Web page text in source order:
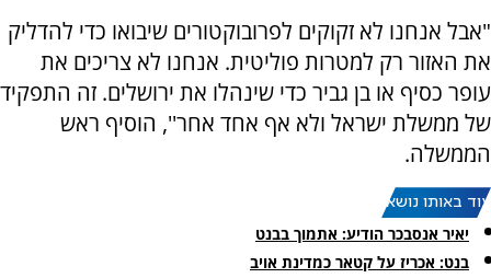
"אבל אנחנו לא זקוקים לפרובוקטורים שיבואו כדי להדליק
את האזור רק למטרות פוליטית. אנחנו לא צריכים את
עופר כסיף או בן גביר כדי שינהלו את ירושלים. זה התפקיד
של ממשלת ישראל ולא אף אחד אחר'', הוסיף ראש
הממשלה.
עוד באותו נושא:
יאיר אנסבכר הודיע: אתמוך בבנט
בנט: אכריז על קטאר כמדינת אויב